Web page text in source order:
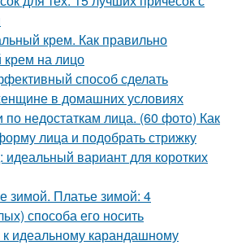
крем. Как правильно
крем на лицо
способ сделать
в домашних условиях
по недостаткам лица. (60 фото) Как
лица и подобрать стрижку
вариант для коротких
зимой. Платье зимой: 4
способа его носить
идеальному карандашному